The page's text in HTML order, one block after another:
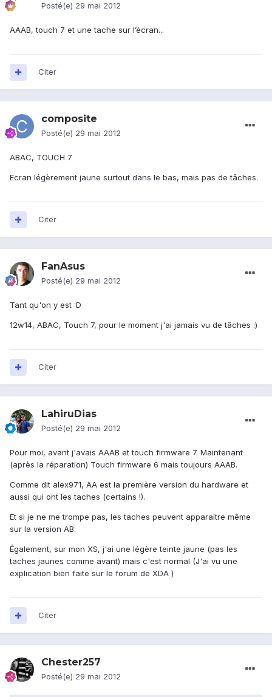
Posté(e) 29 mai 2012
AAAB, touch 7 et une tache sur l’écran...
Citer
composite
Posté(e) 29 mai 2012
ABAC, TOUCH 7
Ecran légèrement jaune surtout dans le bas, mais pas de tâches.
Citer
FanAsus
Posté(e) 29 mai 2012
Tant qu'on y est :D
12w14, ABAC, Touch 7, pour le moment j'ai jamais vu de tâches :)
Citer
LahiruDias
Posté(e) 29 mai 2012
Pour moi, avant j'avais AAAB et touch firmware 7. Maintenant
(après la réparation) Touch firmware 6 mais toujours AAAB.
Comme dit alex971, AA est la première version du hardware et
aussi qui ont les taches (certains !).
Et si je ne me trompe pas, les taches peuvent apparaitre même
sur la version AB.
Également, sur mon XS, j'ai une légère teinte jaune (pas les
taches jaunes comme avant) mais c'est normal (J'ai vu une
explication bien faite sur le forum de XDA )
Citer
Chester257
Posté(e) 29 mai 2012